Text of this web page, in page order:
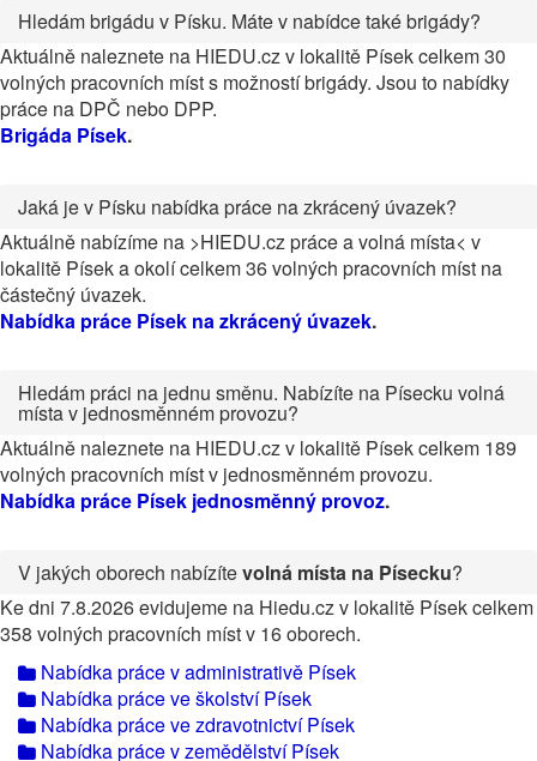
Hledám brigádu v Písku. Máte v nabídce také brigády?
Aktuálně naleznete na HIEDU.cz v lokalitě Písek celkem 30
volných pracovních míst s možností brigády. Jsou to nabídky
práce na DPČ nebo DPP.
Brigáda Písek.
Jaká je v Písku nabídka práce na zkrácený úvazek?
Aktuálně nabízíme na >HIEDU.cz práce a volná místa< v
lokalitě Písek a okolí celkem 36 volných pracovních míst na
částečný úvazek.
Nabídka práce Písek na zkrácený úvazek.
Hledám práci na jednu směnu. Nabízíte na Písecku volná
místa v jednosměnném provozu?
Aktuálně naleznete na HIEDU.cz v lokalitě Písek celkem 189
volných pracovních míst v jednosměnném provozu.
Nabídka práce Písek jednosměnný provoz.
V jakých oborech nabízítevolná místa na Písecku?
Ke dni 7.8.2026 evidujeme na Hiedu.cz v lokalitě Písek celkem
358 volných pracovních míst v 16 oborech.
Nabídka práce v administrativě Písek
Nabídka práce ve školství Písek
Nabídka práce ve zdravotnictví Písek
Nabídka práce v zemědělství Písek